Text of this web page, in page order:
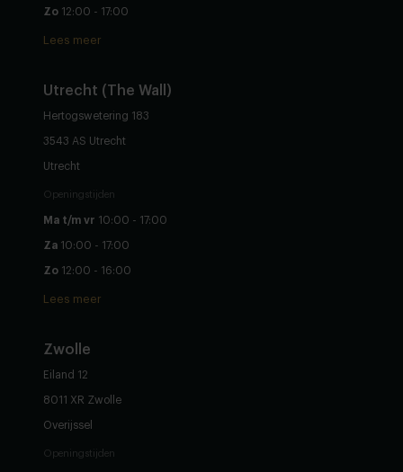
Zo 12:00 - 17:00
Lees meer
Utrecht (The Wall)
Hertogswetering 183
3543 AS Utrecht
Utrecht
Openingstijden
Ma t/m vr 10:00 - 17:00
Za 10:00 - 17:00
Zo 12:00 - 16:00
Lees meer
Zwolle
Eiland 12
8011 XR Zwolle
Overijssel
Openingstijden